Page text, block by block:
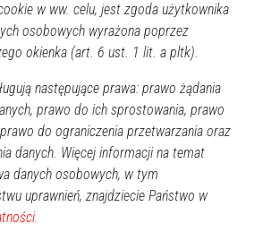
Następna
w ww. celu, jest zgoda użytkownika
osobowych wyrażona poprzez
okienka (art. 6 ust. 1 lit. a pltk).
następujące prawa: prawo żądania
prawo do ich sprostowania, prawo
do ograniczenia przetwarzania oraz
danych. Więcej informacji na temat
danych osobowych, w tym
uprawnień, znajdziecie Państwo w